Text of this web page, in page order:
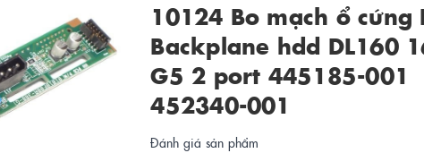
10124 Bo mạch ổ cứng
Backplane hdd DL160
G5 2 port 445185-001
452340-001
Đánh giá sản phẩm